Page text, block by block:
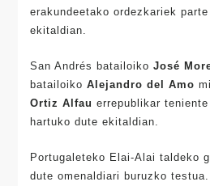
erakundeetako ordezkariek
ekitaldian.
San Andrés batailoiko José
batailoiko Alejandro del Amo
Ortiz Alfau errepublikar
hartuko dute ekitaldian.
Portugaleteko Elai-Alai taldeko
dute omenaldiari buruzko